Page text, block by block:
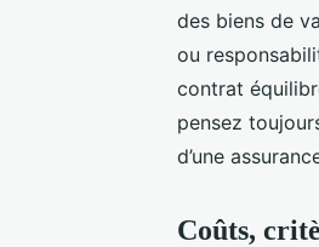
des biens de
ou
contrat
pensez
d’une
Coûts,